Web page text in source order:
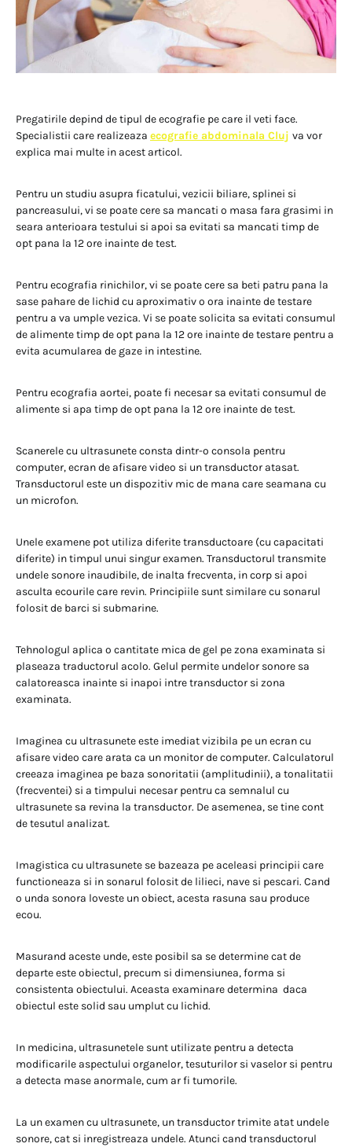
Pregatirile depind de tipul de ecografie pe care il veti face.
Specialistii care realizeaza ecografie abdominala Cluj va vor
explica mai multe in acest articol.
Pentru un studiu asupra ficatului, vezicii biliare, splinei si
pancreasului, vi se poate cere sa mancati o masa fara grasimi in
seara anterioara testului si apoi sa evitati sa mancati timp de
opt pana la 12 ore inainte de test.
Pentru ecografia rinichilor, vi se poate cere sa beti patru pana la
sase pahare de lichid cu aproximativ o ora inainte de testare
pentru a va umple vezica. Vi se poate solicita sa evitati consumul
de alimente timp de opt pana la 12 ore inainte de testare pentru a
evita acumularea de gaze in intestine.
Pentru ecografia aortei, poate fi necesar sa evitati consumul de
alimente si apa timp de opt pana la 12 ore inainte de test.
Scanerele cu ultrasunete consta dintr-o consola pentru
computer, ecran de afisare video si un transductor atasat.
Transductorul este un dispozitiv mic de mana care seamana cu
un microfon.
Unele examene pot utiliza diferite transductoare (cu capacitati
diferite) in timpul unui singur examen. Transductorul transmite
undele sonore inaudibile, de inalta frecventa, in corp si apoi
asculta ecourile care revin. Principiile sunt similare cu sonarul
folosit de barci si submarine.
Tehnologul aplica o cantitate mica de gel pe zona examinata si
plaseaza traductorul acolo. Gelul permite undelor sonore sa
calatoreasca inainte si inapoi intre transductor si zona
examinata.
Imaginea cu ultrasunete este imediat vizibila pe un ecran cu
afisare video care arata ca un monitor de computer. Calculatorul
creeaza imaginea pe baza sonoritatii (amplitudinii), a tonalitatii
(frecventei) si a timpului necesar pentru ca semnalul cu
ultrasunete sa revina la transductor. De asemenea, se tine cont
de tesutul analizat.
Imagistica cu ultrasunete se bazeaza pe aceleasi principii care
functioneaza si in sonarul folosit de lilieci, nave si pescari. Cand
o unda sonora loveste un obiect, acesta rasuna sau produce
ecou.
Masurand aceste unde, este posibil sa se determine cat de
departe este obiectul, precum si dimensiunea, forma si
consistenta obiectului. Aceasta examinare determina daca
obiectul este solid sau umplut cu lichid.
In medicina, ultrasunetele sunt utilizate pentru a detecta
modificarile aspectului organelor, tesuturilor si vaselor si pentru
a detecta mase anormale, cum ar fi tumorile.
La un examen cu ultrasunete, un transductor trimite atat undele
sonore, cat si inregistreaza undele. Atunci cand transductorul